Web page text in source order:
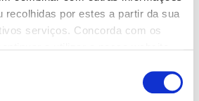
recolhidas por estes a partir da sua
serviços. Concorda com os